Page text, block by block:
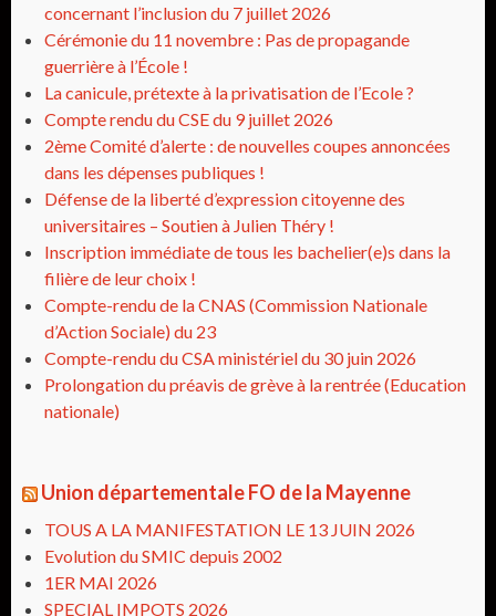
concernant l’inclusion du 7 juillet 2026
Cérémonie du 11 novembre : Pas de propagande
guerrière à l’École !
La canicule, prétexte à la privatisation de l’Ecole ?
Compte rendu du CSE du 9 juillet 2026
2ème Comité d’alerte : de nouvelles coupes annoncées
dans les dépenses publiques !
Défense de la liberté d’expression citoyenne des
universitaires – Soutien à Julien Théry !
Inscription immédiate de tous les bachelier(e)s dans la
filière de leur choix !
Compte-rendu de la CNAS (Commission Nationale
d’Action Sociale) du 23
Compte-rendu du CSA ministériel du 30 juin 2026
Prolongation du préavis de grève à la rentrée (Education
nationale)
Union départementale FO de la Mayenne
TOUS A LA MANIFESTATION LE 13 JUIN 2026
Evolution du SMIC depuis 2002
1ER MAI 2026
SPECIAL IMPOTS 2026